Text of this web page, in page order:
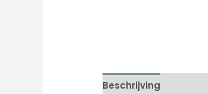
Beschrijving